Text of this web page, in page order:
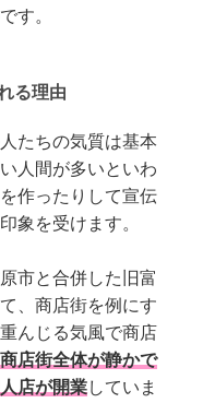
す。
る理由
たちの気質は基本
人間が多いといわ
作ったりして宣伝
象を受けます。
市と合併した旧富
、商店街を例にす
んじる気風で商店
商店街全体が静かで
店が開業していま